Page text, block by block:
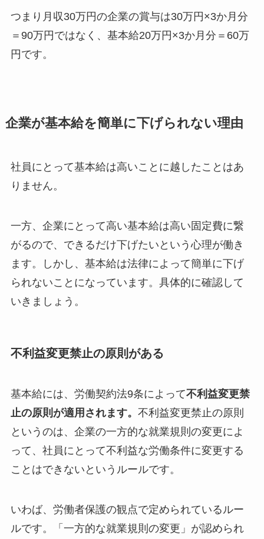
つまり月収30万円の企業の賞与は30万円×3か月分
＝90万円ではなく、基本給20万円×3か月分＝60万
円です。
企業が基本給を簡単に下げられない理由
社員にとって基本給は高いことに越したことはあ
りません。
一方、企業にとって高い基本給は高い固定費に繋
がるので、できるだけ下げたいという心理が働き
ます。しかし、基本給は法律によって簡単に下げ
られないことになっています。具体的に確認して
いきましょう。
不利益変更禁止の原則がある
基本給には、労働契約法9条によって不利益変更禁
止の原則が適用されます。 不利益変更禁止の原則
というのは、企業の一方的な就業規則の変更によ
って、社員にとって不利益な労働条件に変更する
ことはできないというルールです。
いわば、労働者保護の観点で定められているルー
ルです。「一方的な就業規則の変更」が認められ